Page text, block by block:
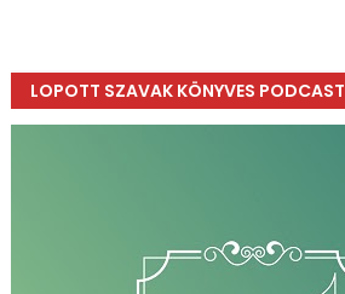
LOPOTT SZAVAK KÖNYVES PODCAST